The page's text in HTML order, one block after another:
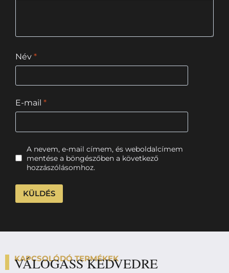
Név *
E-mail *
A nevem, e-mail címem, és weboldalcímem
mentése a böngészőben a következő
hozzászólásomhoz.
KAPCSOLÓDÓ TERMÉKEK
VÁLOGASS KEDVEDRE